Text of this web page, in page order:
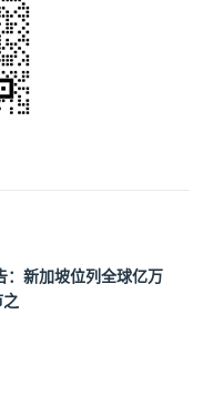
：新加坡位列全球亿万